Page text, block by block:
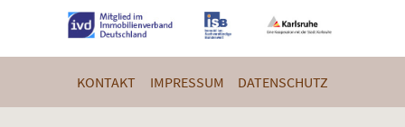
KONTAKT IMPRESSUM DATENSCHUTZ